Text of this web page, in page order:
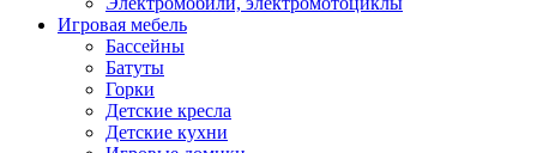
Игровая мебель
Бассейны
Батуты
Горки
Детские кресла
Детские кухни